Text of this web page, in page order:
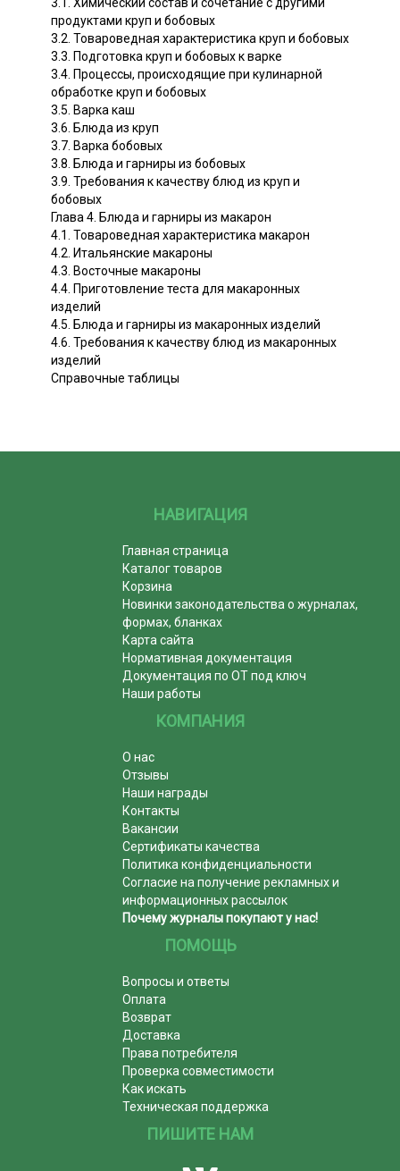
продуктами круп и бобовых
3.2. Товароведная характеристика круп и бобовых
3.3. Подготовка круп и бобовых к варке
3.4. Процессы, происходящие при кулинарной
обработке круп и бобовых
3.5. Варка каш
3.6. Блюда из круп
3.7. Варка бобовых
3.8. Блюда и гарниры из бобовых
3.9. Требования к качеству блюд из круп и
бобовых
Глава 4. Блюда и гарниры из макарон
4.1. Товароведная характеристика макарон
4.2. Итальянские макароны
4.3. Восточные макароны
4.4. Приготовление теста для макаронных
изделий
4.5. Блюда и гарниры из макаронных изделий
4.6. Требования к качеству блюд из макаронных
изделий
Справочные таблицы
НАВИГАЦИЯ
Главная страница
Каталог товаров
Корзина
Новинки законодательства о журналах,
формах, бланках
Карта сайта
Нормативная документация
Документация по ОТ под ключ
Наши работы
КОМПАНИЯ
О нас
Отзывы
Наши награды
Контакты
Вакансии
Сертификаты качества
Политика конфиденциальности
Согласие на получение рекламных и
информационных рассылок
Почему журналы покупают у нас!
ПОМОЩЬ
Вопросы и ответы
Оплата
Возврат
Доставка
Права потребителя
Проверка совместимости
Как искать
Техническая поддержка
ПИШИТЕ НАМ